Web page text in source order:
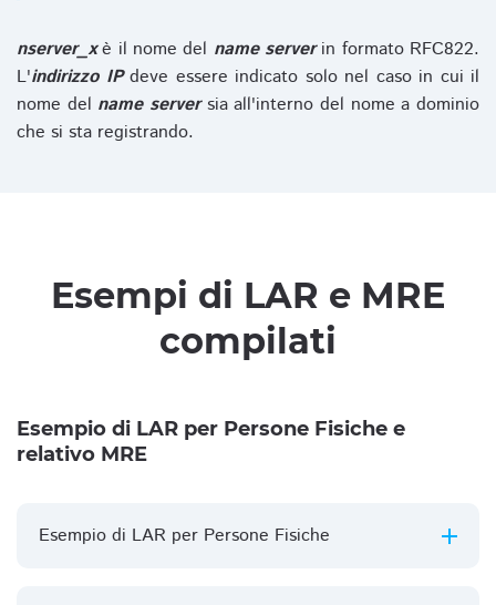
nserver_xè il nome del name serverin formato RFC822.
L'indirizzo IPdeve essere indicato solo nel caso in cui il
nome del name serversia all'interno del nome a dominio
che si sta registrando.
Esempi di LAR e MRE
compilati
Esempio di LAR per Persone Fisiche e
relativo MRE
Esempio di LAR per Persone Fisiche